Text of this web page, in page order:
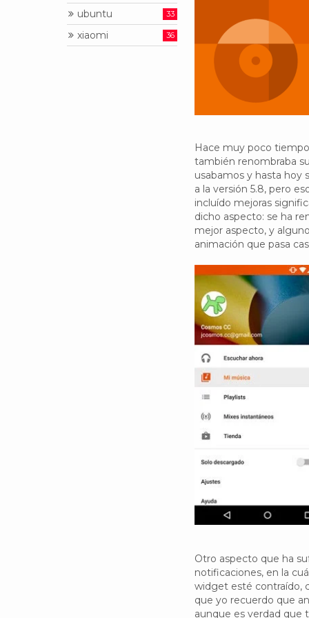
Hace muy poco
también renombraba
usabamos y hasta hoy
a la versión 5.8, pero
incluído mejoras
dicho aspecto: se ha
mejor aspecto, y
animación que pasa
Otro aspecto que ha
notificaciones, en la
widget esté contraído,
que yo recuerdo que
aunque es verdad que
ubuntu 33
xiaomi 36